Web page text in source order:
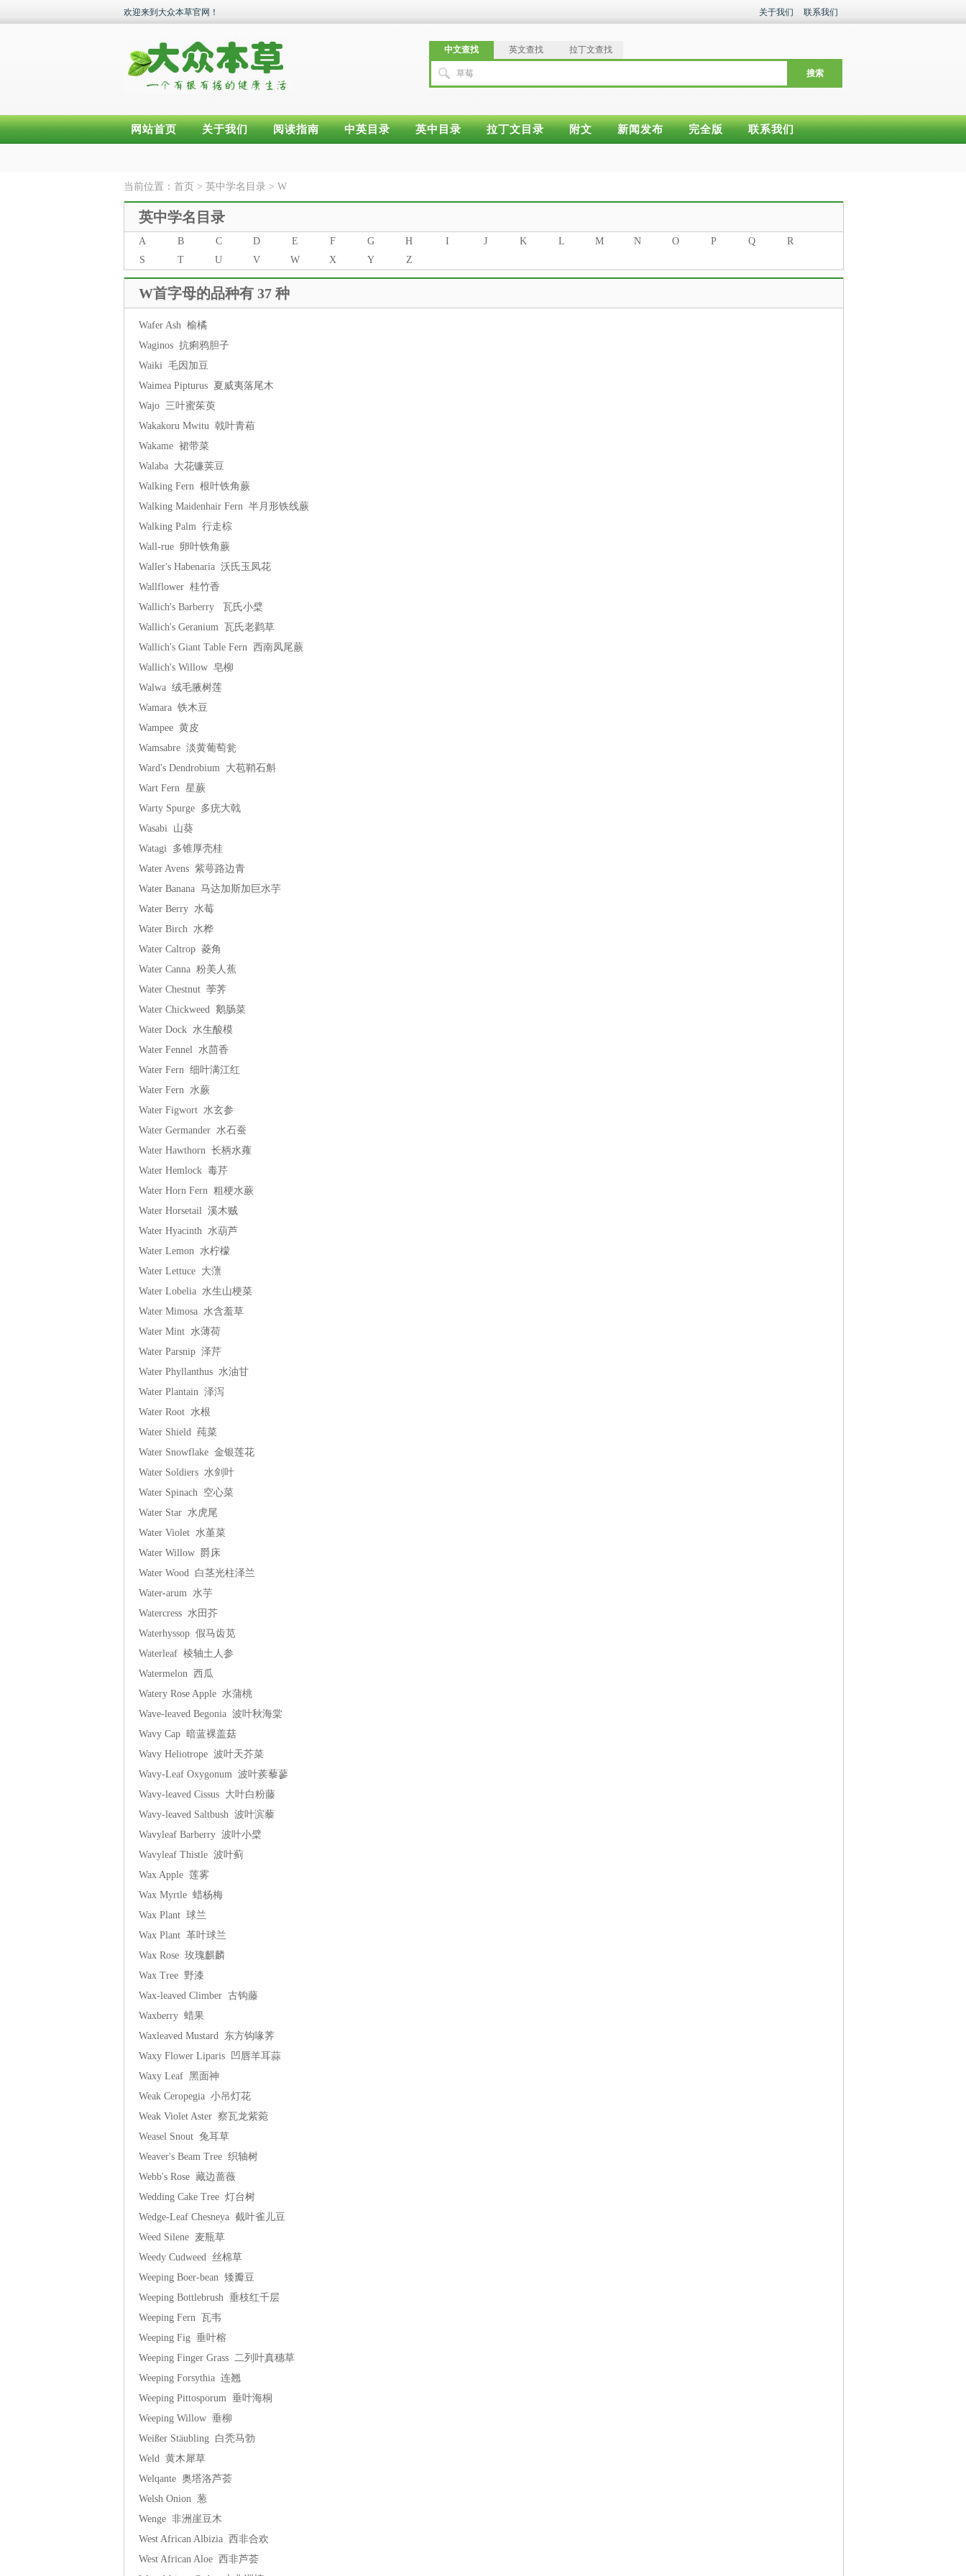
欢迎来到大众本草官网！ 关于我们 联系我们
中文查找 英文查找 拉丁文查找
草莓 搜索
网站首页 关于我们 阅读指南 中英目录 英中目录 拉丁文目录 附文 新闻发布 完全版 联系我们
当前位置： 首页 > 英中学名目录 > W
英中学名目录
A B C D E F G H I J K L M N O P Q
R
S
T U V W X Y Z
W首字母的品种有 37 种
Wafer Ash 榆橘
Waginos 抗痢鸦胆子
Waiki 毛因加豆
Waimea Pipturus 夏威夷落尾木
Wajo 三叶蜜茱萸
Wakakoru Mwitu 戟叶青葙
Wakame 裙带菜
Walaba 大花镰荚豆
Walking Fern 根叶铁角蕨
Walking Maidenhair Fern 半月形铁线蕨
Walking Palm 行走棕
Wall-rue 卵叶铁角蕨
Waller's Habenaria 沃氏玉凤花
Wallflower 桂竹香
Wallich's Barberry 瓦氏小檗
Wallich's Geranium 瓦氏老鹳草
Wallich's Giant Table Fern 西南凤尾蕨
Wallich's Willow 皂柳
Walwa 绒毛腋树莲
Wamara 铁木豆
Wampee 黄皮
Wamsabre 淡黄葡萄瓮
Ward's Dendrobium 大苞鞘石斛
Wart Fern 星蕨
Warty Spurge 多疣大戟
Wasabi 山葵
Watagi 多锥厚壳桂
Water Avens 紫萼路边青
Water Banana 马达加斯加巨水芋
Water Berry 水莓
Water Birch 水桦
Water Caltrop 菱角
Water Canna 粉美人蕉
Water Chestnut 荸荠
Water Chickweed 鹅肠菜
Water Dock 水生酸模
Water Fennel 水茴香
Water Fern 细叶满江红
Water Fern 水蕨
Water Figwort 水玄参
Water Germander 水石蚕
Water Hawthorn 长柄水蕹
Water Hemlock 毒芹
Water Horn Fern 粗梗水蕨
Water Horsetail 溪木贼
Water Hyacinth 水葫芦
Water Lemon 水柠檬
Water Lettuce 大薸
Water Lobelia 水生山梗菜
Water Mimosa 水含羞草
Water Mint 水薄荷
Water Parsnip 泽芹
Water Phyllanthus 水油甘
Water Plantain 泽泻
Water Root 水根
Water Shield 莼菜
Water Snowflake 金银莲花
Water Soldiers 水剑叶
Water Spinach 空心菜
Water Star 水虎尾
Water Violet 水堇菜
Water Willow 爵床
Water Wood 白茎光柱泽兰
Water-arum 水芋
Watercress 水田芥
Waterhyssop 假马齿苋
Waterleaf 棱轴土人参
Watermelon 西瓜
Watery Rose Apple 水蒲桃
Wave-leaved Begonia 波叶秋海棠
Wavy Cap 暗蓝裸盖菇
Wavy Heliotrope 波叶天芥菜
Wavy-Leaf Oxygonum 波叶蒺藜蓼
Wavy-leaved Cissus 大叶白粉藤
Wavy-leaved Saltbush 波叶滨藜
Wavyleaf Barberry 波叶小檗
Wavyleaf Thistle 波叶蓟
Wax Apple 莲雾
Wax Myrtle 蜡杨梅
Wax Plant 球兰
Wax Plant 革叶球兰
Wax Rose 玫瑰麒麟
Wax Tree 野漆
Wax-leaved Climber 古钩藤
Waxberry 蜡果
Waxleaved Mustard 东方钩喙荠
Waxy Flower Liparis 凹唇羊耳蒜
Waxy Leaf 黑面神
Weak Ceropegia 小吊灯花
Weak Violet Aster 察瓦龙紫菀
Weasel Snout 兔耳草
Weaver's Beam Tree 织轴树
Webb's Rose 藏边蔷薇
Wedding Cake Tree 灯台树
Wedge-Leaf Chesneya 截叶雀儿豆
Weed Silene 麦瓶草
Weedy Cudweed 丝棉草
Weeping Boer-bean 矮瓣豆
Weeping Bottlebrush 垂枝红千层
Weeping Fern 瓦韦
Weeping Fig 垂叶榕
Weeping Finger Grass 二列叶真穗草
Weeping Forsythia 连翘
Weeping Pittosporum 垂叶海桐
Weeping Willow 垂柳
Weißer Stäubling 白秃马勃
Weld 黄木犀草
Welqante 奥塔洛芦荟
Welsh Onion 葱
Wenge 非洲崖豆木
West African Albizia 西非合欢
West African Aloe 西非芦荟